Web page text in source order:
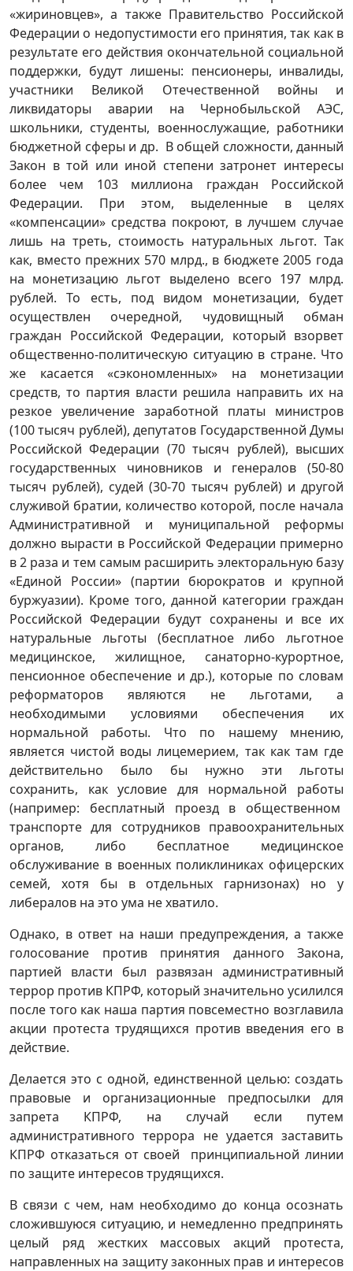
«жириновцев», а также Правительство Российской
Федерации о недопустимости его принятия, так как в
результате его действия окончательной социальной
поддержки, будут лишены: пенсионеры, инвалиды,
участники Великой Отечественной войны и
ликвидаторы аварии на Чернобыльской АЭС,
школьники, студенты, военнослужащие, работники
бюджетной сферы и др. В общей сложности, данный
Закон в той или иной степени затронет интересы
более чем 103 миллиона граждан Российской
Федерации. При этом, выделенные в целях
«компенсации» средства покроют, в лучшем случае
лишь на треть, стоимость натуральных льгот. Так
как, вместо прежних 570 млрд., в бюджете 2005 года
на монетизацию льгот выделено всего 197 млрд.
рублей. То есть, под видом монетизации, будет
осуществлен очередной, чудовищный обман
граждан Российской Федерации, который взорвет
общественно-политическую ситуацию в стране. Что
же касается «сэкономленных» на монетизации
средств, то партия власти решила направить их на
резкое увеличение заработной платы министров
(100 тысяч рублей), депутатов Государственной Думы
Российской Федерации (70 тысяч рублей), высших
государственных чиновников и генералов (50-80
тысяч рублей), судей (30-70 тысяч рублей) и другой
служивой братии, количество которой, после начала
Административной и муниципальной реформы
должно вырасти в Российской Федерации примерно
в 2 раза и тем самым расширить электоральную базу
«Единой России» (партии бюрократов и крупной
буржуазии). Кроме того, данной категории граждан
Российской Федерации будут сохранены и все их
натуральные льготы (бесплатное либо льготное
медицинское, жилищное, санаторно-курортное,
пенсионное обеспечение и др.), которые по словам
реформаторов являются не льготами, а
необходимыми условиями обеспечения их
нормальной работы. Что по нашему мнению,
является чистой воды лицемерием, так как там где
действительно было бы нужно эти льготы
сохранить, как условие для нормальной работы
(например: бесплатный проезд в общественном
транспорте для сотрудников правоохранительных
органов, либо бесплатное медицинское
обслуживание в военных поликлиниках офицерских
семей, хотя бы в отдельных гарнизонах) но у
либералов на это ума не хватило.
Однако, в ответ на наши предупреждения, а также
голосование против принятия данного Закона,
партией власти был развязан административный
террор против КПРФ, который значительно усилился
после того как наша партия повсеместно возглавила
акции протеста трудящихся против введения его в
действие.
Делается это с одной, единственной целью: создать
правовые и организационные предпосылки для
запрета КПРФ, на случай если путем
административного террора не удается заставить
КПРФ отказаться от своей принципиальной линии
по защите интересов трудящихся.
В связи с чем, нам необходимо до конца осознать
сложившуюся ситуацию, и немедленно предпринять
целый ряд жестких массовых акций протеста,
направленных на защиту законных прав и интересов